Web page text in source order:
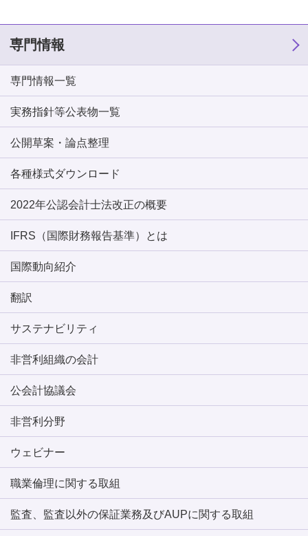
専門情報
専門情報一覧
実務指針等公表物一覧
公開草案・論点整理
各種様式ダウンロード
2022年公認会計士法改正の概要
IFRS（国際財務報告基準）とは
国際動向紹介
翻訳
サステナビリティ
非営利組織の会計
公会計協議会
非営利分野
ウェビナー
職業倫理に関する取組
監査、監査以外の保証業務及びAUPに関する取組